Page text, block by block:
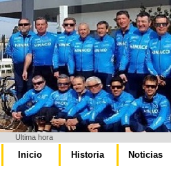
Ultima hora
Inicio Historia Noticias